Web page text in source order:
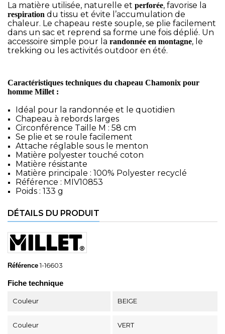
La matière utilisée, naturelle et perforée, favorise la
respiration du tissu et évite l’accumulation de
chaleur. Le chapeau reste souple, se plie facilement
dans un sac et reprend sa forme une fois déplié. Un
accessoire simple pour la randonnée en montagne, le
trekking ou les activités outdoor en été.
Caractéristiques techniques du chapeau Chamonix pour
homme Millet :
Idéal pour la randonnée et le quotidien
Chapeau à rebords larges
Circonférence Taille M : 58 cm
Se plie et se roule facilement
Attache réglable sous le menton
Matière polyester touché coton
Matière résistante
Matière principale : 100% Polyester recyclé
Référence : MIV10853
Poids : 133 g
DÉTAILS DU PRODUIT
Référence 1-16603
Fiche technique
Couleur BEIGE
Couleur VERT